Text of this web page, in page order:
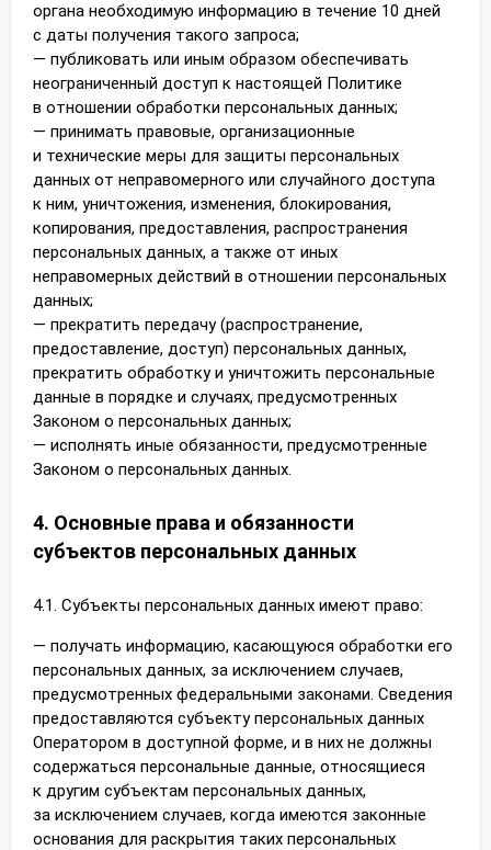
органа необходимую информацию в течение 10 дней
с даты получения такого запроса;
— публиковать или иным образом обеспечивать
неограниченный доступ к настоящей Политике
в отношении обработки персональных данных;
— принимать правовые, организационные
и технические меры для защиты персональных
данных от неправомерного или случайного доступа
к ним, уничтожения, изменения, блокирования,
копирования, предоставления, распространения
персональных данных, а также от иных
неправомерных действий в отношении персональных
данных;
— прекратить передачу (распространение,
предоставление, доступ) персональных данных,
прекратить обработку и уничтожить персональные
данные в порядке и случаях, предусмотренных
Законом о персональных данных;
— исполнять иные обязанности, предусмотренные
Законом о персональных данных.
4. Основные права и обязанности
субъектов персональных данных
4.1. Субъекты персональных данных имеют право:
— получать информацию, касающуюся обработки его
персональных данных, за исключением случаев,
предусмотренных федеральными законами. Сведения
предоставляются субъекту персональных данных
Оператором в доступной форме, и в них не должны
содержаться персональные данные, относящиеся
к другим субъектам персональных данных,
за исключением случаев, когда имеются законные
основания для раскрытия таких персональных